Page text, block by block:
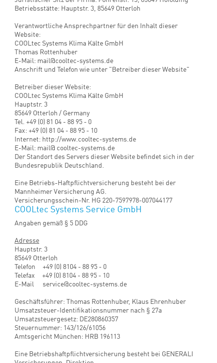
Amtsgericht München: HRB 153322
Betriebsstätte: Hauptstr. 3, 85649 Otterloh
Verantwortliche Ansprechpartner für den Inhalt dieser
Website:
COOLtec Systems Klima Kälte GmbH
Thomas Rottenhuber
Anschrift und Telefon wie unter "Betreiber dieser Website"
Betreiber dieser Website:
COOLtec Systems Klima Kälte GmbH
Hauptstr. 3
85649 Otterloh / Germany
Tel. +49 (0) 81 04 - 88 95 - 0
Fax: +49 (0) 81 04 - 88 95 - 10
Internet: http://www.cooltec-systems.de
E-Mail: mail@ cooltec-systems.de
Bundesrepublik Deutschland.
Eine Betriebs-Haftpflichtversicherung besteht bei der
Mannheimer Versicherung AG.
Versicherungsschein-Nr. HG 220-7597978-007044177
Angaben gemäß § 5 DDG
Adresse
Hauptstr. 3
85649 Otterloh
Telefon +49 (0) 8104 - 88 95 - 0
E-Mail service@cooltec-systems.de
Geschäftsführer: Thomas Rottenhuber, Klaus Ehrenhuber
Umsatzsteuer-Identifikationsnummer nach § 27a
Umsatzsteuergesetz: DE280860357
Amtsgericht München: HRB 196113